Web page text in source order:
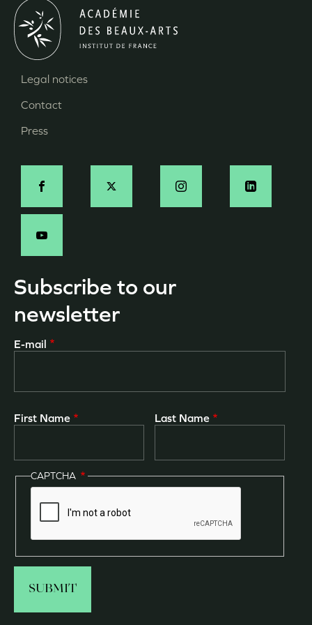
Pied
de
Legal notices
Contact
Press
Social
-
Subscribe to our
newsletter
E-mail
First Name Last Name
CAPTCHA